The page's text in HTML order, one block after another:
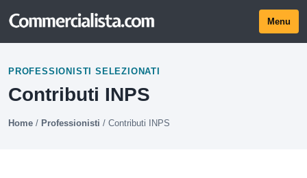
Menu
PROFESSIONISTI SELEZIONATI
Contributi INPS
Home / Professionisti / Contributi INPS